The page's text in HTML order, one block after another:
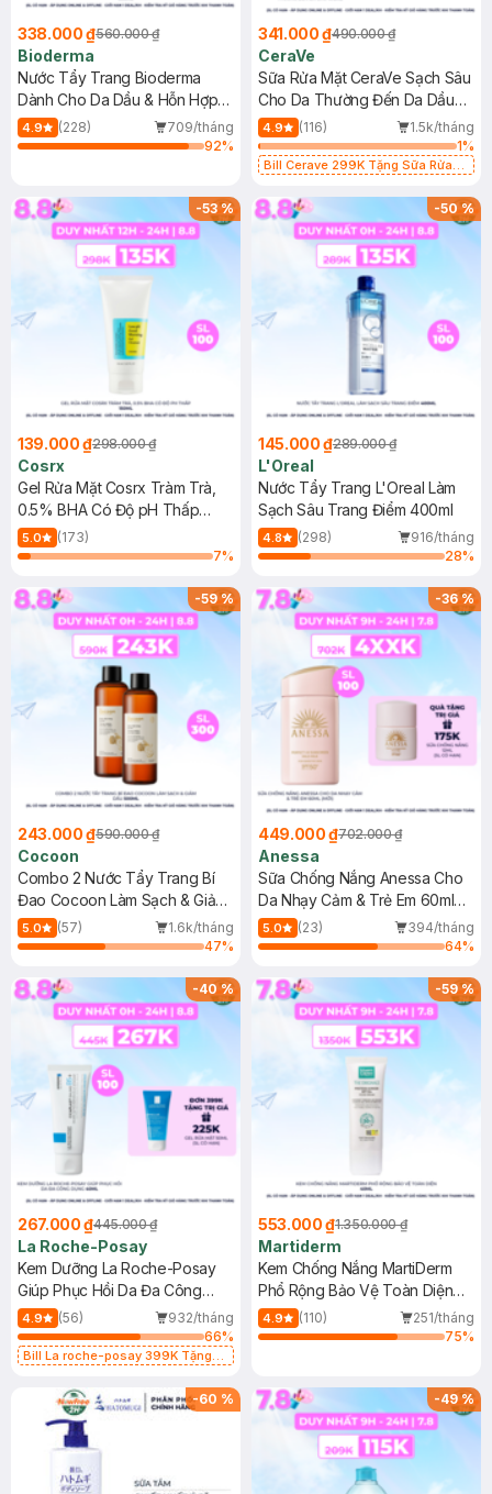
338.000 ₫560.000 ₫
Bioderma
Nước Tẩy Trang Bioderma
Dành Cho Da Dầu & Hỗn Hợp
500ml
4.9 (228)
709/tháng
92%
341.000 ₫490.000 ₫
CeraVe
Sữa Rửa Mặt CeraVe Sạch Sâu
Cho Da Thường Đến Da Dầu
473ml
4.9 (116)
1.5k/tháng
1%
Bill Cerave 299K Tặng Sữa Rửa
-53%
139.000 ₫298.000 ₫
Cosrx
Gel Rửa Mặt Cosrx Tràm Trà,
0.5% BHA Có Độ pH Thấp
150ml
5.0
(173)
7%
-50%
145.000 ₫289.000 ₫
L'Oreal
Nước Tẩy Trang L'Oreal Làm
Sạch Sâu Trang Điểm 400ml
4.8 (298)
916/tháng
28%
-59%
243.000 ₫590.000 ₫
Cocoon
Combo 2 Nước Tẩy Trang Bí
Đao Cocoon Làm Sạch & Giảm
Dầu 500ml
5.0 (57)
1.6k/tháng
47%
-36%
449.000 ₫702.000 ₫
Anessa
Sữa Chống Nắng Anessa Cho
Da Nhạy Cảm & Trẻ Em 60ml
(Mới)
5.0 (23)
394/tháng
64%
-40%
267.000 ₫445.000 ₫
La Roche-Posay
Kem Dưỡng La Roche-Posay
Giúp Phục Hồi Da Đa Công
Dụng 40ml
4.9 (56)
932/tháng
66%
Bill La roche-posay 399K Tặng
(SL có hạn)
-59%
553.000 ₫1.350.000 ₫
Martiderm
Kem Chống Nắng MartiDerm
Phổ Rộng Bảo Vệ Toàn Diện
40ml
4.9 (110)
251/tháng
75%
-60 % -49%